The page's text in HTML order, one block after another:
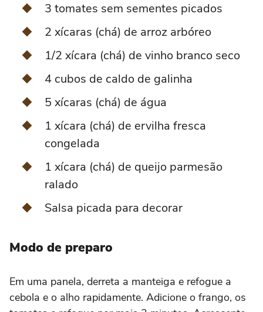
3 tomates sem sementes picados
2 xícaras (chá) de arroz arbóreo
1/2 xícara (chá) de vinho branco seco
4 cubos de caldo de galinha
5 xícaras (chá) de água
1 xícara (chá) de ervilha fresca
congelada
1 xícara (chá) de queijo parmesão
ralado
Salsa picada para decorar
Modo de preparo
Em uma panela, derreta a manteiga e refogue a
cebola e o alho rapidamente. Adicione o frango, os